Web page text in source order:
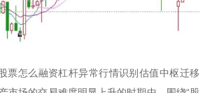
票怎么融资杠杆异常行情识别估值中枢迁移